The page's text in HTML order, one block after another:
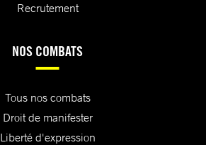
Recrutement
NOS COMBATS
Tous nos combats
Droit de manifester
Liberté d'expression